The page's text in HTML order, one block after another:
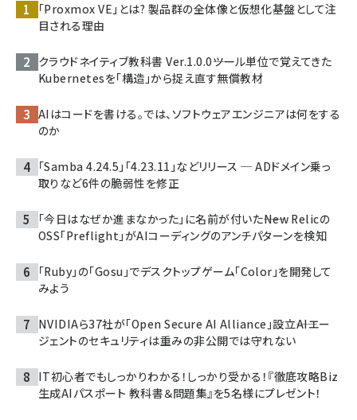
「Proxmox VE」とは? 製品群の全体像と仮想化基盤として注
目される理由
クラウドネイティブ教科書 Ver.1.0.0――ツール単位で覚えてきた
Kubernetesを「構造」から捉え直す無償教材
AIはコードを書ける。では、ソフトウェアエンジニアは何をする
のか
「Samba 4.24.5」「4.23.11」などリリース ─ ADドメイン乗っ
取りなど6件の脆弱性を修正
「今日はなぜか進まなかった」に名前が付いた――New Relicの
OSS「Preflight」がAIコーディングのアンチパターンを検知
「Ruby」の「Gosu」でデスクトップゲーム「Color」を開発して
みよう
NVIDIAら37社が「Open Secure AI Alliance」設立――AIエー
ジェントのセキュリティは重みの非公開では守れない
IT初心者でもしっかりわかる！しっかり受かる！『徹底攻略Biz
生成AIパスポート 教科書＆問題集』を5名様にプレゼント！